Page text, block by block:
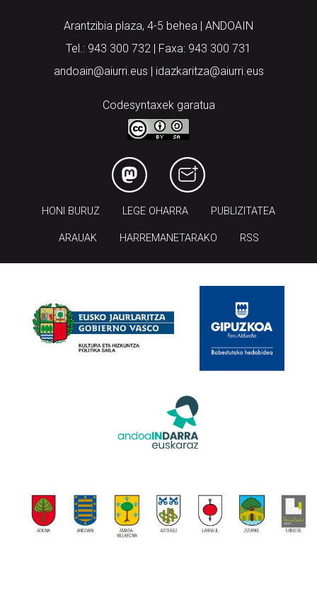
Arantzibia plaza, 4-5 behea | ANDOAIN
Tel.: 943 300 732 | Faxa: 943 300 731
andoain@aiurri.eus | idazkaritza@aiurri.eus
Codesyntaxek garatua
HONI BURUZ LEGE OHARRA PUBLIZITATEA
ARAUAK HARREMANETARAKO RSS